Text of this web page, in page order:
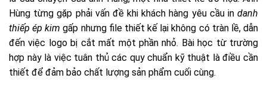
Hùng từng gặp phải vấn đề khi khách hàng yêu cầu in danh
thiếp ép kim gấp nhưng file thiết kế lại không có tràn lề, dẫn
đến việc logo bị cắt mất một phần nhỏ. Bài học từ trường
hợp này là việc tuân thủ các quy chuẩn kỹ thuật là điều cần
thiết để đảm bảo chất lượng sản phẩm cuối cùng.